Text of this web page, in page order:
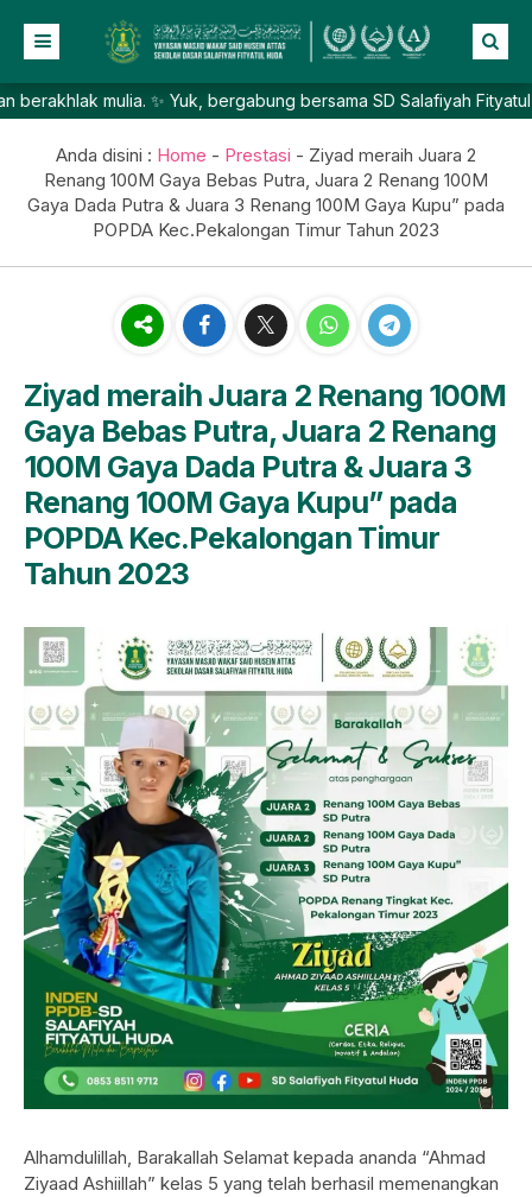
Beranda
Profil
Berita
NEW
mulia. ✨ Yuk, bergabung bersama SD Salafiyah Fityatul Huda
Anda disini : Home - Prestasi - Ziyad meraih Juara 2
Renang 100M Gaya Bebas Putra, Juara 2 Renang 100M
Gaya Dada Putra & Juara 3 Renang 100M Gaya Kupu” pada
POPDA Kec.Pekalongan Timur Tahun 2023
Ziyad meraih Juara 2 Renang 100M
Gaya Bebas Putra, Juara 2 Renang
100M Gaya Dada Putra & Juara 3
Renang 100M Gaya Kupu” pada
POPDA Kec.Pekalongan Timur
Tahun 2023
Alhamdulillah, Barakallah Selamat kepada ananda “Ahmad
Ziyaad Ashiillah” kelas 5 yang telah berhasil memenangkan